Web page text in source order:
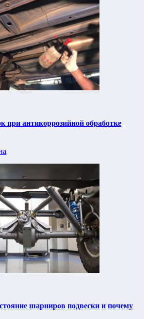
при антикоррозийной обработке
шарниров подвески и почему